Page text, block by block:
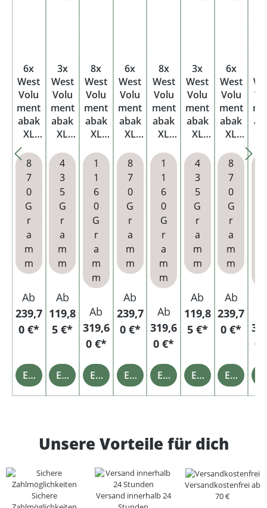
6x
West
Volu
ment
abak
XL
Yello
w
Beute
l mit
Wähl
baren
Hülse
n und
Etui
8
7
0
G
r
a
m
m
Ab
239,7
0 €*
Einzelheiten
3x
West
Volu
ment
abak
XL
w
Beute
l mit
wähl
baren
Filter
hülse
n
4
3
5
G
r
a
m
m
Ab
119,8
5 €*
Einzelheiten
8x
West
Volu
ment
abak
XL
w
Beute
l mit
wähl
baren
Hülse
n und
Asch
enbe
cher
1
1
6
0
G
r
a
m
m
Ab
319,6
0 €*
Einzelheiten
6x
West
Volu
ment
abak
XL
w
Beute
l mit
Wähl
baren
Filter
hülse
n
8
7
0
G
r
a
m
m
Ab
239,7
0 €*
Einzelheiten
8x
West
Volu
ment
abak
XL
w
Beute
l mit
wähl
baren
Hülse
n
1
1
6
0
G
r
a
m
m
Ab
319,6
0 €*
Einzelheiten
3x
West
Volu
ment
abak
XL
w
Beute
l mit
wähl
baren
Hülse
n und
Asch
enbe
cher
4
3
5
G
r
a
m
m
Ab
119,8
5 €*
Einzelheiten
6x
West
Volu
ment
abak
XL
w
Beute
l mit
Wähl
baren
Hülse
n
8
7
0
G
r
a
m
m
Ab
239,7
0 €*
Einzelheiten
0
Unsere Vorteile für dich
Sichere
Versand innerhalb 24
Versandkostenfrei ab
70 €